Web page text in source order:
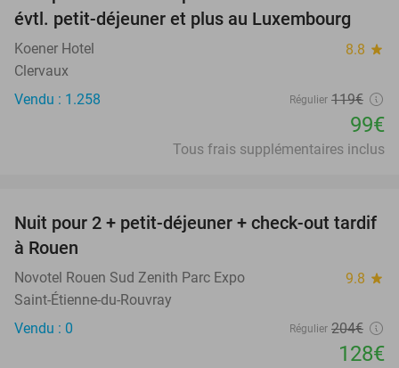
évtl. petit-déjeuner et plus au Luxembourg
Koener Hotel 8.8 star
Clervaux
Vendu : 1.258
Régulier 119€
99€
Tous frais supplémentaires inclus
37%
Nuit pour 2 + petit-déjeuner + check-out tardif
à Rouen
Novotel Rouen Sud Zenith Parc Expo 9.8 star
Saint-Étienne-du-Rouvray
Vendu : 0
Régulier 204€
128€